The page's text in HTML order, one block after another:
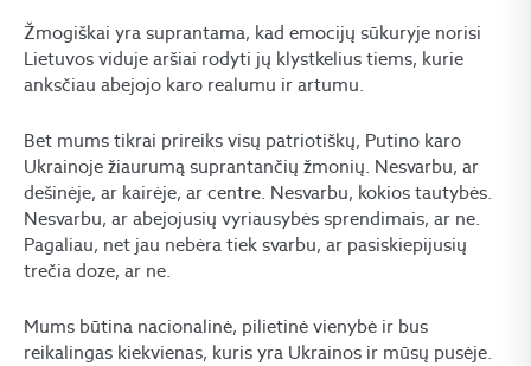
Žmogiškai yra suprantama, kad emocijų sūkuryje norisi
Lietuvos viduje aršiai rodyti jų klystkelius tiems, kurie
anksčiau abejojo karo realumu ir artumu.
Bet mums tikrai prireiks visų patriotiškų, Putino karo
Ukrainoje žiaurumą suprantančių žmonių. Nesvarbu, ar
dešinėje, ar kairėje, ar centre. Nesvarbu, kokios tautybės.
Nesvarbu, ar abejojusių vyriausybės sprendimais, ar ne.
Pagaliau, net jau nebėra tiek svarbu, ar pasiskiepijusių
trečia doze, ar ne.
Mums būtina nacionalinė, pilietinė vienybė ir bus
reikalingas kiekvienas, kuris yra Ukrainos ir mūsų pusėje.